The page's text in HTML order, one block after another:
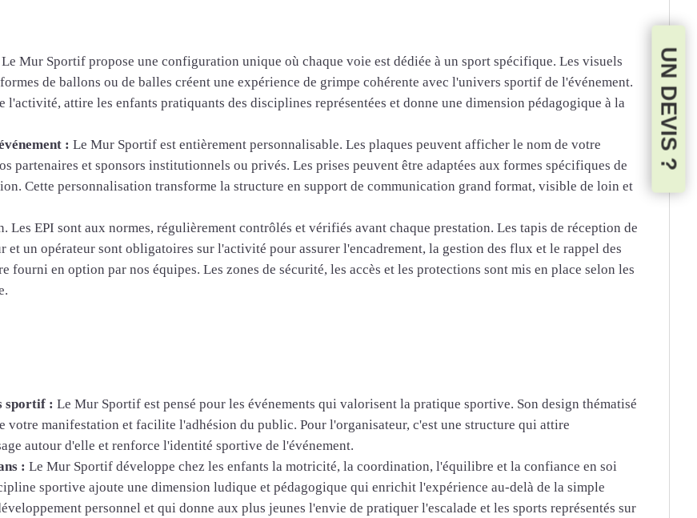
Le Mur Sportif propose une configuration unique où chaque voie est dédiée à un sport spécifique. Les visuels
de ballons ou de balles créent une expérience de grimpe cohérente avec l'univers sportif de l'événement.
attire les enfants pratiquants des disciplines représentées et donne une dimension pédagogique à la
: Le Mur Sportif est entièrement personnalisable. Les plaques peuvent afficher le nom de votre
partenaires et sponsors institutionnels ou privés. Les prises peuvent être adaptées aux formes spécifiques de
Cette personnalisation transforme la structure en support de communication grand format, visible de loin et
Les EPI sont aux normes, régulièrement contrôlés et vérifiés avant chaque prestation. Les tapis de réception de
et un opérateur sont obligatoires sur l'activité pour assurer l'encadrement, la gestion des flux et le rappel des
fourni en option par nos équipes. Les zones de sécurité, les accès et les protections sont mis en place selon les
sportif : Le Mur Sportif est pensé pour les événements qui valorisent la pratique sportive. Son design thématisé
votre manifestation et facilite l'adhésion du public. Pour l'organisateur, c'est une structure qui attire
autour d'elle et renforce l'identité sportive de l'événement.
: Le Mur Sportif développe chez les enfants la motricité, la coordination, l'équilibre et la confiance en soi
sportive ajoute une dimension ludique et pédagogique qui enrichit l'expérience au-delà de la simple
personnel et qui donne aux plus jeunes l'envie de pratiquer l'escalade et les sports représentés sur
UN DEVIS ?